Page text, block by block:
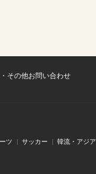
その他お問い合わせ
ツ サッカー 韓流・アジア